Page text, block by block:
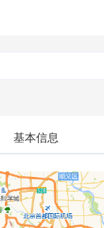
基本信息